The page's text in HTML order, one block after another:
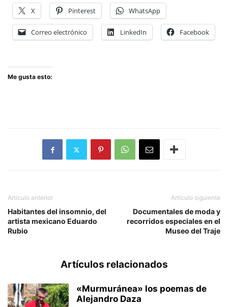
X Pinterest WhatsApp
Correo electrónico LinkedIn Facebook
Me gusta esto:
Artículo anterior
Habitantes del insomnio, del
artista mexicano Eduardo
Rubio
Artículo siguiente
Documentales de moda y
recorridos especiales en el
Museo del Traje
Artículos relacionados
«Murmuránea» los poemas de
Alejandro Daza